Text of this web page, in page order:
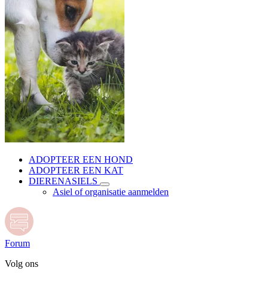
ADOPTEER EEN HOND
ADOPTEER EEN KAT
DIERENASIELS
Asiel of organisatie aanmelden
Forum
Volg ons